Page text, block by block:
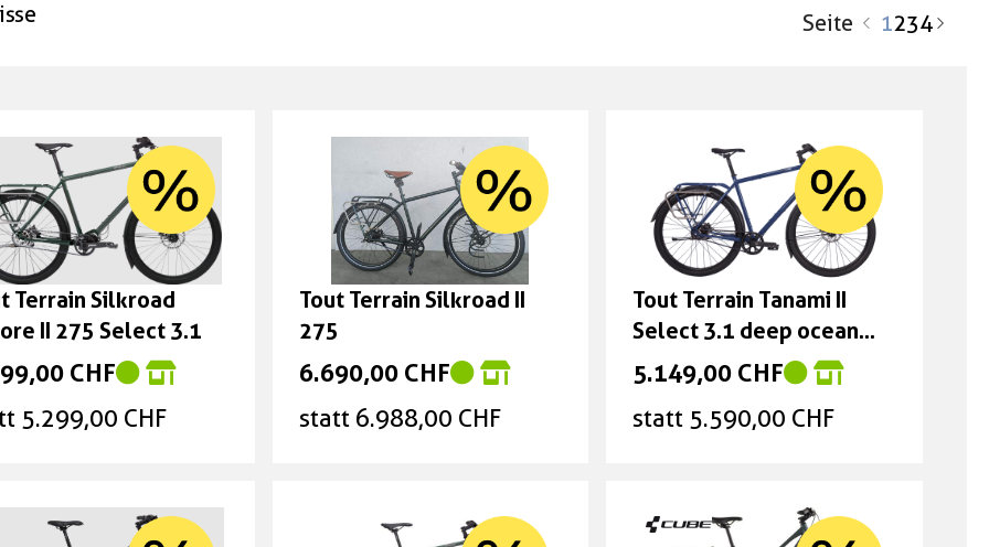
Seite 1234
Terrain Silkroad
II 275 Select 3.1
CHF
5.299,00 CHF
Tout Terrain Silkroad II
275
6.690,00 CHF
statt 6.988,00 CHF
Tout Terrain Tanami II
Select 3.1 deep ocean
blue metallic glanz
Grösse: XL
5.149,00 CHF
statt 5.590,00 CHF